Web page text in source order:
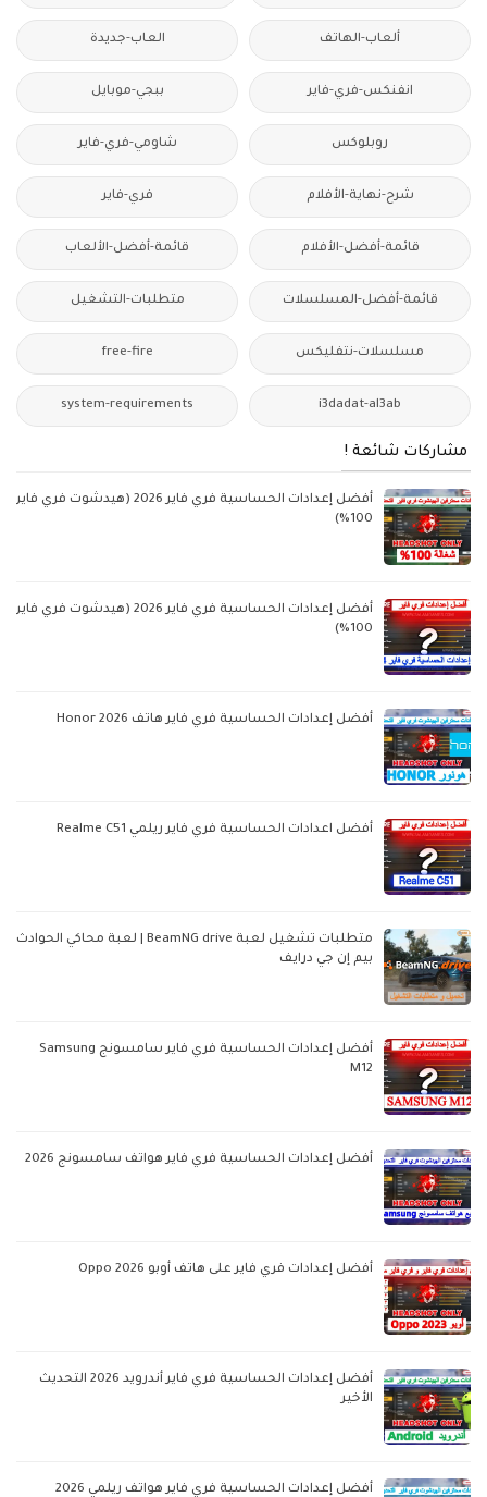
ألعاب-الهاتف العاب-جديدة
انفنكس-فري-فاير ببجي-موبايل
روبلوكس شاومي-فري-فاير
شرح-نهاية-الأفلام فري-فاير
قائمة-أفضل-الأفلام قائمة-أفضل-الألعاب
قائمة-أفضل-المسلسلات متطلبات-التشغيل
مسلسلات-نتفليكس free-fire
i3dadat-al3ab
system-requirements
مشاركات شائعة !
أفضل إعدادات الحساسية فري فاير 2026 (هيدشوت فري فاير
100%)
أفضل إعدادات الحساسية فري فاير 2026 (هيدشوت فري فاير
100%)
أفضل إعدادات الحساسية فري فاير هاتف Honor 2026
أفضل اعدادات الحساسية فري فاير ريلمي Realme C51
متطلبات تشغيل لعبة BeamNG drive | لعبة محاكي الحوادث
بيم إن جي درايف
أفضل إعدادات الحساسية فري فاير سامسونج Samsung
M12
أفضل إعدادات الحساسية فري فاير هواتف سامسونج 2026
أفضل إعدادات فري فاير على هاتف أوبو Oppo 2026
أفضل إعدادات الحساسية فري فاير أندرويد 2026 التحديث
الأخير
أفضل إعدادات الحساسية فري فاير هواتف ريلمي 2026